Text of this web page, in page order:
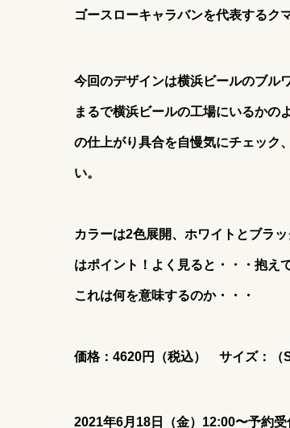
ゴースローキャラバンを代表するク
今回のデザインは横浜ビールのブル
まるで横浜ビールの工場にいるかの
の仕上がり具合を自慢気にチェック
い。
カラーは2色展開、ホワイトとブラ
はポイント！よく見ると・・・抱え
これは何を意味するのか・・・
価格：4620円（税込） サイズ：（S
2021年6月18日（金）12:00〜予約受